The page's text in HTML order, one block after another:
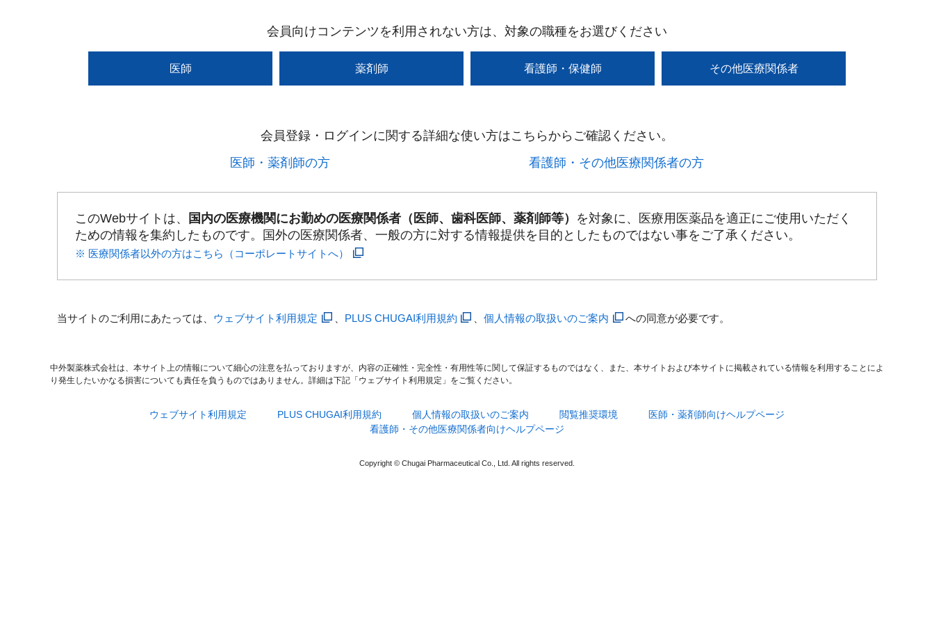
会員向けコンテンツを利用されない方は、対象の職種をお選びください
医師 薬剤師 看護師・保健師 その他医療関係者
会員登録・ログインに関する詳細な使い方はこちらからご確認ください。​
医師・薬剤師の方​
看護師・その他医療関係者の方​
このWebサイトは、 国内の医療機関にお勤めの医療関係者（医師、歯科医師、薬剤師等） を対象に、医療用医薬品を適正にご使用いただく
ための情報を集約したものです。国外の医療関係者、一般の方に対する情報提供を目的としたものではない事をご了承ください。
※ 医療関係者以外の方はこちら（コーポレートサイトへ）
当サイトのご利用にあたっては、 ウェブサイト利用規定 PLUS CHUGAI利用規約 、個人情報の取扱いのご案内 への同意が必要です。
中外製薬株式会社は、本サイト上の情報について細心の注意を払っておりますが、内容の正確性・完全性・有用性等に関して保証するものではなく、また、本サイトおよび本サイトに掲載されている情報を利用することによ
り発生したいかなる損害についても責任を負うものではありません。詳細は下記「ウェブサイト利用規定」をご覧ください。
ウェブサイト利用規定 PLUS CHUGAI利用規約 個人情報の取扱いのご案内 閲覧推奨環境
医師・薬剤師向けヘルプページ
看護師・その他医療関係者向けヘルプページ
Copyright © Chugai Pharmaceutical Co., Ltd. All rights reserved.